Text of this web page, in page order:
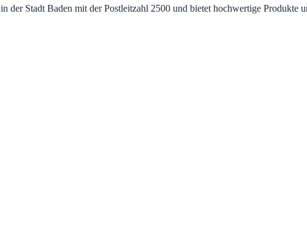
Stadt Baden mit der Postleitzahl 2500 und bietet hochwertige Produkte